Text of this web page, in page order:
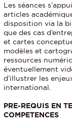
Les séances
articles
disposition via la
que des cas
et cartes
modèles et
ressources
éventuellement
d’illustrer les
international.
PRE-REQUIS EN
COMPETENCES